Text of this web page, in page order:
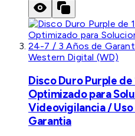
Western Digital (WD)
Disco Duro Purple
Optimizado para
Videovigilancia /
Garantia